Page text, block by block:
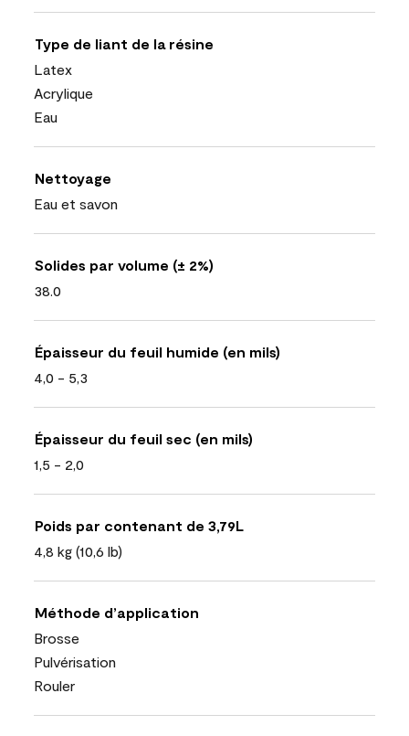
Type de liant de la résine
Latex
Acrylique
Eau
Nettoyage
Eau et savon
Solides par volume (± 2%)
38.0
Épaisseur du feuil humide (en mils)
4,0 - 5,3
Épaisseur du feuil sec (en mils)
1,5 - 2,0
Poids par contenant de 3,79L
4,8 kg (10,6 lb)
Méthode d’application
Brosse
Pulvérisation
Rouler